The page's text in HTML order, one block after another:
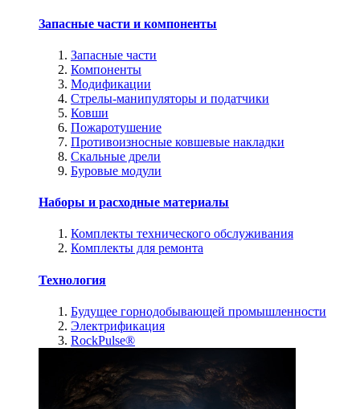
Запасные части и компоненты
Запасные части
Компоненты
Модификации
Стрелы-манипуляторы и податчики
Ковши
Пожаротушение
Противоизносные ковшевые накладки
Скальные дрели
Буровые модули
Наборы и расходные материалы
Комплекты технического обслуживания
Комплекты для ремонта
Технология
Будущее горнодобывающей промышленности
Электрификация
RockPulse®